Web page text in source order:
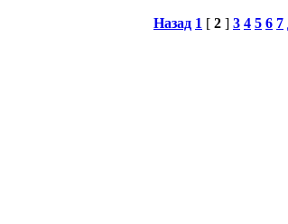
Назад 1 [ 2 ] 3 4 5 6 7